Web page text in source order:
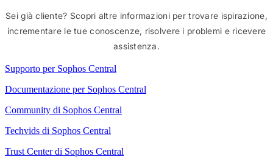
Sei già cliente? Scopri altre informazioni per trovare ispirazione,
incrementare le tue conoscenze, risolvere i problemi e ricevere
assistenza.
Supporto per Sophos Central
Documentazione per Sophos Central
Community di Sophos Central
Techvids di Sophos Central
Trust Center di Sophos Central